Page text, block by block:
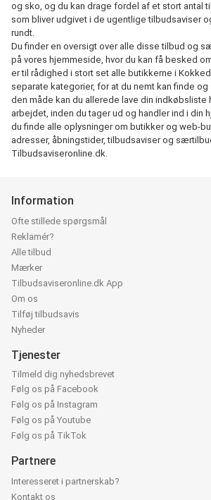
og sko, og du kan drage fordel af et stort antal
som bliver udgivet i de ugentlige tilbudsaviser
rundt.
Du finder en oversigt over alle disse tilbud og
på vores hjemmeside, hvor du kan få besked
er til rådighed i stort set alle butikkerne i
separate kategorier, for at du nemt kan finde
den måde kan du allerede lave din indkøbsliste
arbejdet, inden du tager ud og handler ind i din
du finde alle oplysninger om butikker og web-
adresser, åbningstider, tilbudsaviser og
Tilbudsaviseronline.dk.
Information
Ofte stillede spørgsmål
Reklamér?
Alle tilbud
Mærker
Tilbudsaviseronline.dk App
Om os
Tilføj tilbudsavis
Nyheder
Tjenester
Tilmeld dig nyhedsbrevet
Følg os på Facebook
Følg os på Instagram
Følg os på Youtube
Følg os på TikTok
Partnere
Interesseret i partnerskab?
Kontakt os